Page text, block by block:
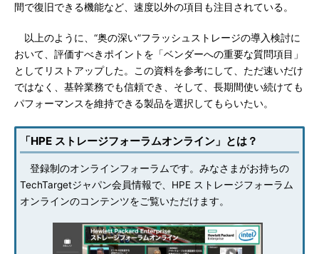
間で復旧できる機能など、速度以外の項目も注目されている。
以上のように、“奥の深い”フラッシュストレージの導入検討に
おいて、評価すべきポイントを「ベンダーへの重要な質問項目」
としてリストアップした。この資料を参考にして、ただ速いだけ
ではなく、基幹業務でも信頼でき、そして、長期間使い続けても
パフォーマンスを維持できる製品を選択してもらいたい。
「HPE ストレージフォーラムオンライン」とは？
登録制のオンラインフォーラムです。みなさまがお持ちの
TechTargetジャパン会員情報で、HPE ストレージフォーラム
オンラインのコンテンツをご覧いただけます。